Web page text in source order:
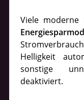
Viele moderne
Helligkeit
sonstige
deaktiviert.